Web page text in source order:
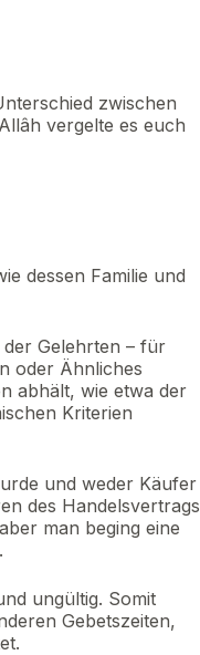
zwischen
vergelte es euch
dessen Familie und
Gelehrten – für
oder Ähnliches
abhält, wie etwa der
Kriterien
und weder Käufer
des Handelsvertrags
man beging eine
ungültig. Somit
Gebetszeiten,